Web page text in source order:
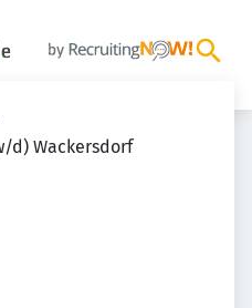
d) Wackersdorf